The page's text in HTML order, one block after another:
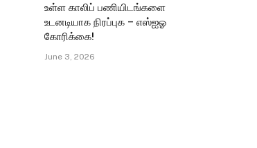
உள்ள காலிப் பணியிடங்களை
உடனடியாக நிரப்புக – எஸ்ஐஓ
கோரிக்கை!
June 3, 2026